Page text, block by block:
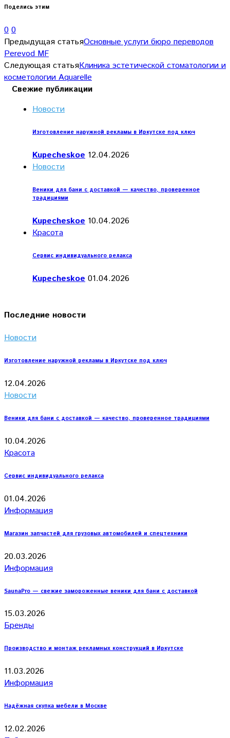
Поделись этим
0 0
Предыдущая статьяОсновные услуги бюро переводов
Perevod MF
Следующая статьяКлиника эстетической стоматологии и
косметологии Aquarelle
Свежие публикации
Новости
Изготовление наружной рекламы в Иркутске под ключ
Kupecheskoe 12.04.2026
Новости
Веники для бани с доставкой — качество, проверенное
традициями
Kupecheskoe 10.04.2026
Красота
Сервис индивидуального релакса
Kupecheskoe 01.04.2026
Последние новости
Новости
Изготовление наружной рекламы в Иркутске под ключ
12.04.2026
Новости
Веники для бани с доставкой — качество, проверенное традициями
10.04.2026
Красота
Сервис индивидуального релакса
01.04.2026
Информация
Магазин запчастей для грузовых автомобилей и спецтехники
20.03.2026
Информация
SaunaPro — свежие замороженные веники для бани с доставкой
15.03.2026
Бренды
Производство и монтаж рекламных конструкций в Иркутске
11.03.2026
Информация
Надёжная скупка мебели в Москве
12.02.2026